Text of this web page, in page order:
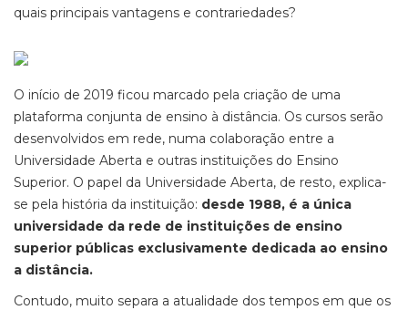
quais principais vantagens e contrariedades?
O início de 2019 ficou marcado pela criação de uma
plataforma conjunta de ensino à distância. Os cursos serão
desenvolvidos em rede, numa colaboração entre a
Universidade Aberta e outras instituições do Ensino
Superior. O papel da Universidade Aberta, de resto, explica-
se pela história da instituição: desde 1988, é a única
universidade da rede de instituições de ensino
superior públicas exclusivamente dedicada ao ensino
a distância.
Contudo, muito separa a atualidade dos tempos em que os